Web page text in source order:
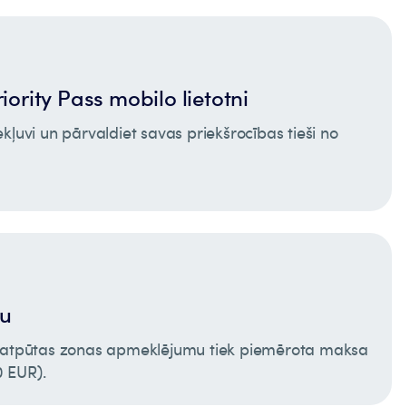
Pass mobilo lietotni
un pārvaldiet savas priekšrocības tieši no
zonas apmeklējumu tiek piemērota maksa